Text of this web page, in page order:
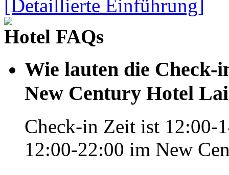
[Detaillierte Einführung]
Hotel FAQs
Wie lauten die Check-
New Century Hotel
Check-in Zeit ist 12:00-
12:00-22:00 im New